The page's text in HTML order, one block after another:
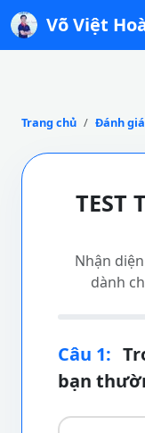
Võ Việt
Trang chủ Đánh
TEST
Nhận
dành
Câu 1:
bạn